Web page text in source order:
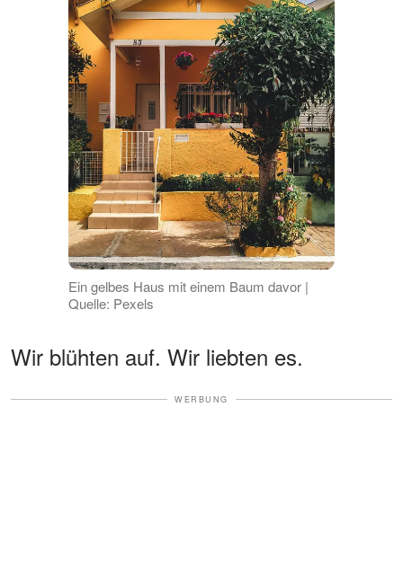
Ein gelbes Haus mit einem Baum davor |
Quelle: Pexels
Wir blühten auf. Wir liebten es.
WERBUNG